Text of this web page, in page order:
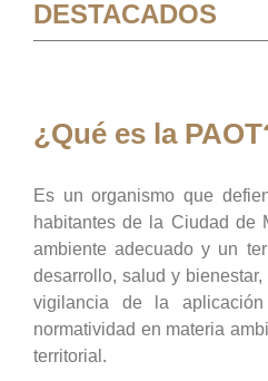
DESTACADOS
¿Qué es la
Es un organismo que
habitantes de la Ciudad de
ambiente adecuado y un
desarrollo, salud y
vigilancia de la
normatividad en materia
territorial.